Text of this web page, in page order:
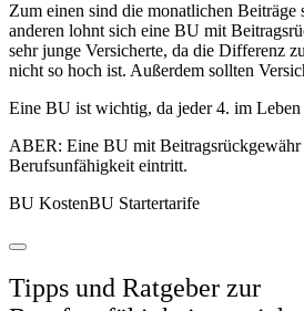
Zum einen sind die monatlichen Beiträge
anderen lohnt sich eine BU mit
sehr junge Versicherte, da die Differenz
nicht so hoch ist. Außerdem sollten
Eine BU ist wichtig, da jeder 4. im
ABER: Eine BU mit Beitragsrückgewähr
Berufsunfähigkeit eintritt.
BU KostenBU Startertarife
Tipps und Ratgeber zur